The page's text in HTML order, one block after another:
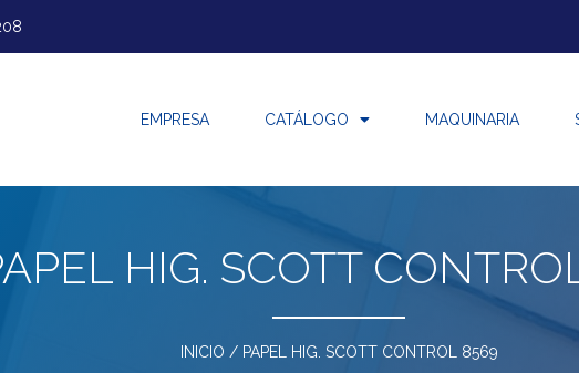
EMPRESA CATÁLOGO MAQUINARIA
HIG. SCOTT
INICIO / PAPEL HIG. SCOTT CONTROL 8569